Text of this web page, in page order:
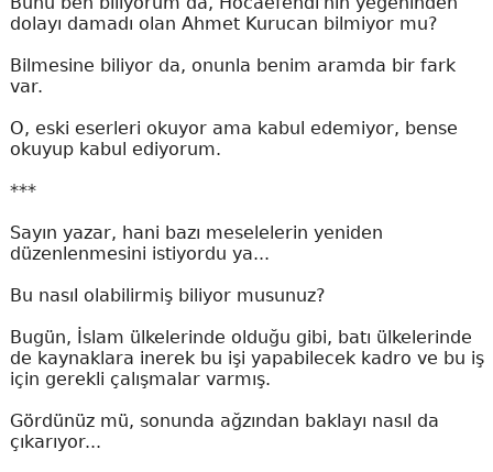
dolayı damadı olan Ahmet Kurucan bilmiyor mu?
Bilmesine biliyor da, onunla benim aramda bir fark
var.
O, eski eserleri okuyor ama kabul edemiyor, bense
okuyup kabul ediyorum.
***
Sayın yazar, hani bazı meselelerin yeniden
düzenlenmesini istiyordu ya...
Bu nasıl olabilirmiş biliyor musunuz?
Bugün, İslam ülkelerinde olduğu gibi, batı ülkelerinde
de kaynaklara inerek bu işi yapabilecek kadro ve bu iş
için gerekli çalışmalar varmış.
Gördünüz mü, sonunda ağzından baklayı nasıl da
çıkarıyor...